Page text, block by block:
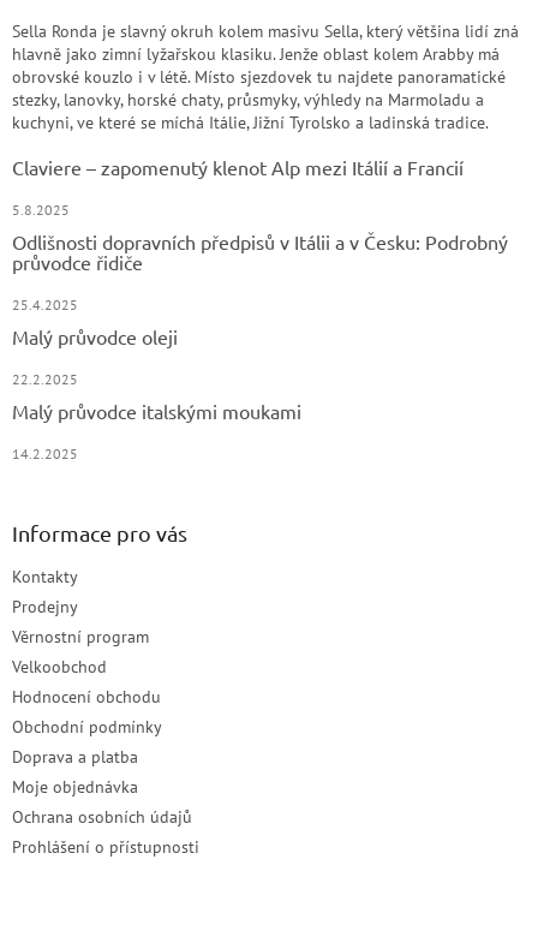
Sella Ronda je slavný okruh kolem masivu Sella, který většina lidí zná
hlavně jako zimní lyžařskou klasiku. Jenže oblast kolem Arabby má
obrovské kouzlo i v létě. Místo sjezdovek tu najdete panoramatické
stezky, lanovky, horské chaty, průsmyky, výhledy na Marmoladu a
kuchyni, ve které se míchá Itálie, Jižní Tyrolsko a ladinská tradice.
Claviere – zapomenutý klenot Alp mezi Itálií a Francií
5.8.2025
Odlišnosti dopravních předpisů v Itálii a v Česku: Podrobný
průvodce řidiče
25.4.2025
Malý průvodce oleji
22.2.2025
Malý průvodce italskými moukami
14.2.2025
Informace pro vás
Kontakty
Prodejny
Věrnostní program
Velkoobchod
Hodnocení obchodu
Obchodní podmínky
Doprava a platba
Moje objednávka
Ochrana osobních údajů
Prohlášení o přístupnosti